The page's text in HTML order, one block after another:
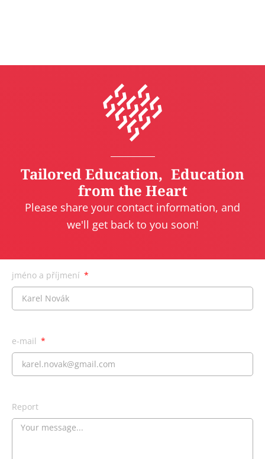
Tailored Education, Education
from the Heart
Please share your contact information, and
we'll get back to you soon!
jméno a příjmení
e-mail
Report